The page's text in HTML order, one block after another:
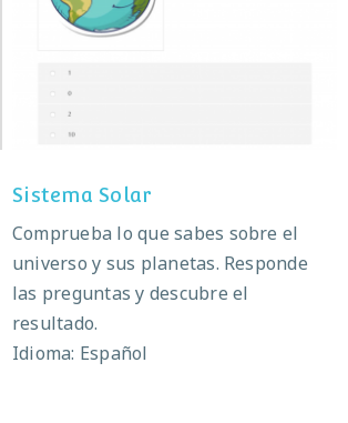
Sistema Solar
Sistema Solar
Comprueba lo que sabes sobre el
universo y sus planetas. Responde
las preguntas y descubre el
resultado.
Idioma: Español